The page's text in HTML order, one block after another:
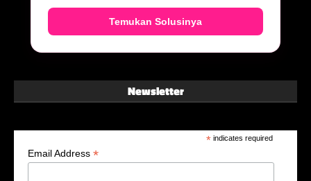
Temukan Solusinya
Newsletter
* indicates required
Email Address *